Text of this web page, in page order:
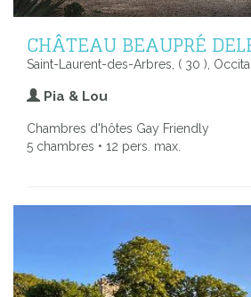
CHÂTEAU BEAUPRÉ
Saint-Laurent-des-Arbres, ( 30 ),
Pia & Lou
Chambres d'hôtes Gay Friendly
5 chambres • 12 pers. max.